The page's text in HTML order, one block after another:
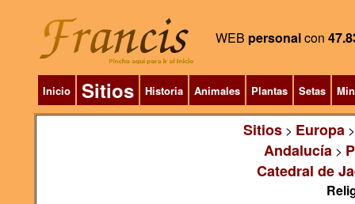
WEB personalcon
Inicio Sitios Historia Animales Plantas Setas
Sitios> Europa
Andalucía >
Catedral de